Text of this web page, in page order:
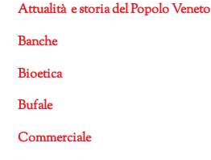
Attualità e storia del Popolo Veneto
Banche
Bioetica
Bufale
Commerciale